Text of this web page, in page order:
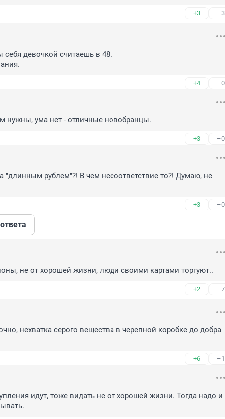
+3 –3
девочкой считаешь в 48.
+4 –0
нужны, ума нет - отличные новобранцы.
+3 –0
"длинным рублем"?! В чем несоответствие то?! Думаю, не
+3 –0
не от хорошей жизни, люди своими картами торгуют..
+2 –7
нехватка серого вещества в черепной коробке до добра
+6 –1
идут, тоже видать не от хорошей жизни. Тогда надо и